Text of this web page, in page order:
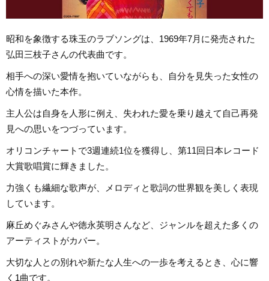
昭和を象徴する珠玉のラブソングは、1969年7月に発売された
弘田三枝子さんの代表曲です。
相手への深い愛情を抱いていながらも、自分を見失った女性の
心情を描いた本作。
主人公は自身を人形に例え、失われた愛を乗り越えて自己再発
見への思いをつづっています。
オリコンチャートで3週連続1位を獲得し、第11回日本レコード
大賞歌唱賞に輝きました。
力強くも繊細な歌声が、メロディと歌詞の世界観を美しく表現
しています。
麻丘めぐみさんや徳永英明さんなど、ジャンルを超えた多くの
アーティストがカバー。
大切な人との別れや新たな人生への一歩を考えるとき、心に響
く1曲です。